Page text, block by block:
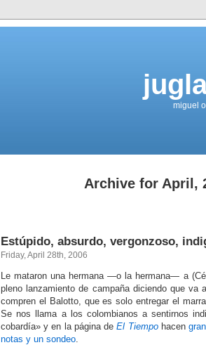
miguel
Archive for April,
Estúpido, absurdo, vergonzoso,
Friday, April 28th, 2006
Le mataron una hermana —o la hermana— a
pleno lanzamiento de campaña diciendo que va
compren el Balotto, que es solo entregar el
Se nos llama a los colombianos a sentirnos
cobardía» y en la página deEl Tiempohacen
notas y un sondeo.